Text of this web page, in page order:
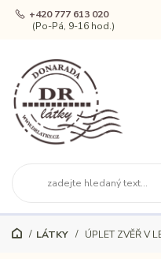
+420 777 613 020
(Po-Pá, 9-16 hod.)
LÁTKY ÚPLET ZVĚŘ V